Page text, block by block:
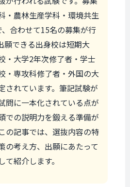
・農林生産学科・環境共生
合わせて15名の募集が行
願できる出身校は短期大
・大学2年次修了者・学士
・専攻科修了者・外国の大
されています。筆記試験が
問に一本化されている点が
での説明力を鍛える準備が
の記事では、選抜内容の特
の考え方、出願にあたって
紹介します。